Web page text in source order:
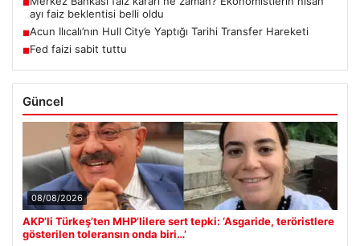
■
ayı faiz beklentisi belli oldu
■Acun Ilıcalı’nın Hull City’e Yaptığı Tarihi Transfer Hareketi
■Fed faizi sabit tuttu
Güncel
08/08/2026
AKP’li Türkeş’ten MHP’lilere sert tepki: ‘Asgaride, teröristlere
gösterilen toleransın onda biri…’